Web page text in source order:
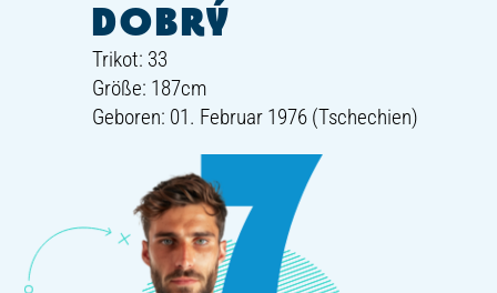
DOBRÝ
Trikot: 33
Größe: 187cm
Geboren: 01. Februar 1976 (Tschechien)